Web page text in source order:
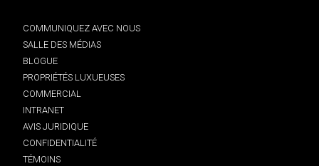
COMMUNIQUEZ AVEC NOUS
SALLE DES MÉDIAS
BLOGUE
PROPRIÉTÉS LUXUEUSES
COMMERCIAL
INTRANET
AVIS JURIDIQUE
CONFIDENTIALITÉ
TÉMOINS